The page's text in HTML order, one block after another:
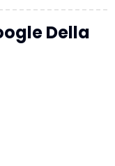
Della